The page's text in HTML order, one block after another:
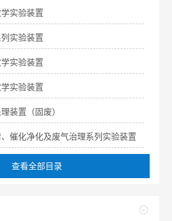
实验装置
实验装置
实验装置
实验装置
装置（固废）
催化净化及废气治理系列实验装置
查看全部目录